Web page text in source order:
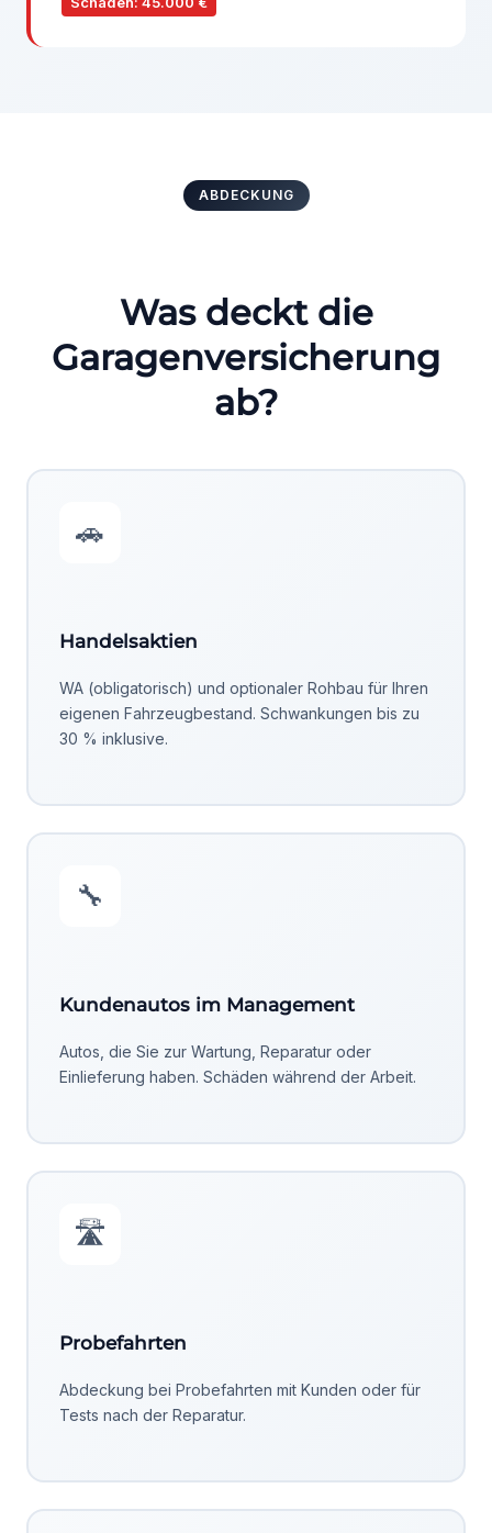
ABDECKUNG
Was deckt die
Garagenversicherung
ab?
🚗
Handelsaktien
WA (obligatorisch) und optionaler Rohbau für Ihren
eigenen Fahrzeugbestand. Schwankungen bis zu
30 % inklusive.
🔧
Kundenautos im Management
Autos, die Sie zur Wartung, Reparatur oder
Einlieferung haben. Schäden während der Arbeit.
🛣️
Probefahrten
Abdeckung bei Probefahrten mit Kunden oder für
Tests nach der Reparatur.